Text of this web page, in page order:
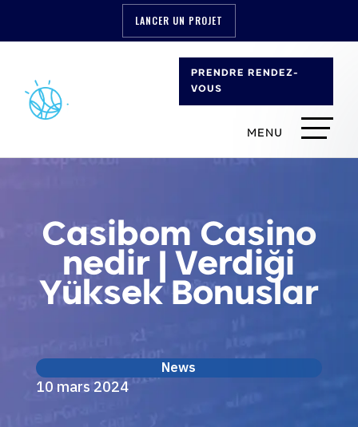
LANCER UN PROJET
PRENDRE RENDEZ-
VOUS
Casibom Casino
nedir | Verdiği
Yüksek Bonuslar
News
10 mars 2024